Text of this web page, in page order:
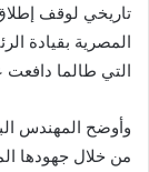
تاريخي لوقف إطلاق
المصرية بقيادة
التي طالما
وأوضح المهندس
من خلال جهودها